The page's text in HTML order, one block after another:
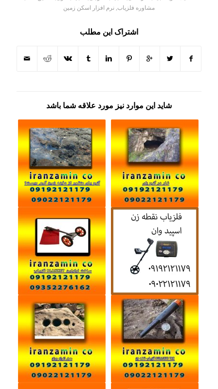
مشاوره فلزیاب, نرم افزار اسکن زمین
اشتراک این مطلب
شاید این موارد نیز مورد علاقه شما باشد